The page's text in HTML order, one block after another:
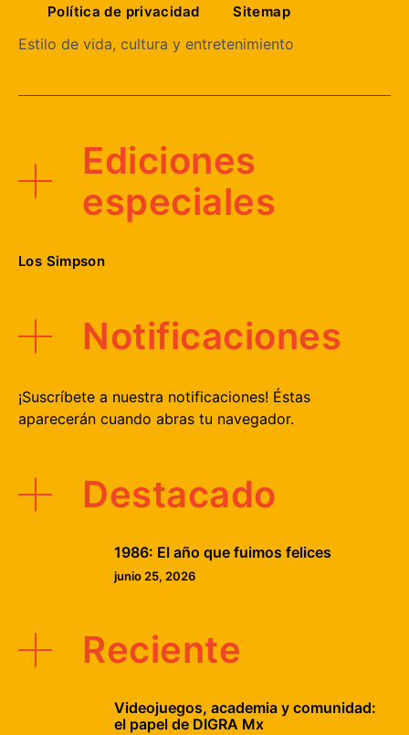
Política de privacidad
Sitemap
Estilo de vida, cultura y entretenimiento
Ediciones
especiales
Los Simpson
Notificaciones
¡Suscríbete a nuestra notificaciones! Éstas
aparecerán cuando abras tu navegador.
Destacado
1986: El año que fuimos felices
junio 25, 2026
Reciente
Videojuegos, academia y comunidad:
el papel de DIGRA Mx